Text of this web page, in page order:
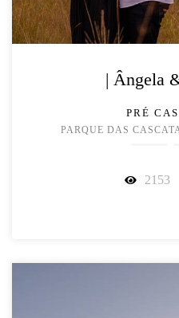
| Ângela
PRÉ
PARQUE DAS
2153